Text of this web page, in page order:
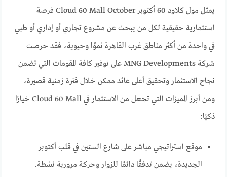
يمثل مول كلاود 60 أكتوبر Cloud 60 Mall October فرصة
استثمارية حقيقية لكل من يبحث عن مشروع تجاري أو إداري أو طبي
في واحدة من أكثر مناطق غرب القاهرة نموًا وحيوية، فقد حرصت
شركة MNG Developments على توفير كافة المقومات التي تضمن
نجاح الاستثمار وتحقيق أعلى عائد ممكن خلال فترة زمنية قصيرة،
ومن أبرز المميزات التي تجعل من الاستثمار في Cloud 60 Mall خيارًا
ذكيًا:
موقع استراتيجي مباشر على شارع الستين في قلب أكتوبر
الجديدة، يضمن تدفقًا دائمًا للزوار وحركة مرورية نشطة.